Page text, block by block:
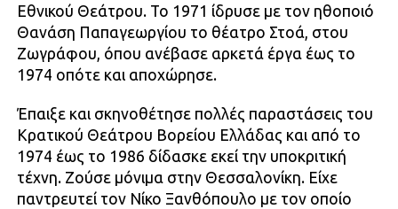
Εθνικού Θεάτρου. Το 1971 ίδρυσε με τον ηθοποιό
Θανάση Παπαγεωργίου το θέατρο Στοά, στου
Ζωγράφου, όπου ανέβασε αρκετά έργα έως το
1974 οπότε και αποχώρησε.
Έπαιξε και σκηνοθέτησε πολλές παραστάσεις του
Κρατικού Θεάτρου Βορείου Ελλάδας και από το
1974 έως το 1986 δίδασκε εκεί την υποκριτική
τέχνη. Ζούσε μόνιμα στην Θεσσαλονίκη. Είχε
παντρευτεί τον Νίκο Ξανθόπουλο με τον οποίο